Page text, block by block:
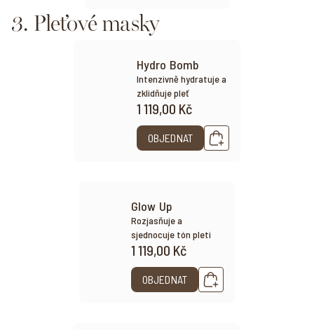
3. Pleťové masky
Hydro Bomb
Intenzivně hydratuje a
zklidňuje pleť
1 119,00 Kč
OBJEDNAT
Glow Up
Rozjasňuje a
sjednocuje tón pleti
1 119,00 Kč
OBJEDNAT